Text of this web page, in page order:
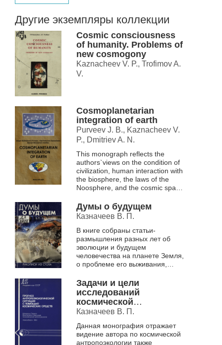
Другие экземпляры коллекции
Cosmic consciousness
of humanity. Problems of
new cosmogony
Kaznacheev V. P., Trofimov A.
V.
Cosmoplanetarian
integration of earth
Purveev J. B., Kaznacheev V.
P., Dmitriev A. N.
This monograph reflects the
authors`views on the condition of
civilization, human interaction with
the biosphere, the laws of the
Noosphere, and the cosmic space
catastrophe i...
Думы о будущем
Казначеев В. П.
В книге собраны статьи-
размышления разных лет об
эволюции и будущем
человечества на планете Земля,
о проблеме его выживания,
экологов, биологов, врачей,
философов и широкого к...
Задачи и цели
исследований
космической
антропоэкологии
Казначеев В. П.
Данная монография отражает
видение автора по космической
антропоэкологии также